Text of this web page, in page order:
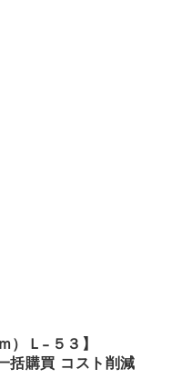
）Ｌ−５３】
括購買 コスト削減